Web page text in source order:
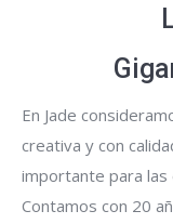
En Jade
creativa y con
importante para las
Contamos con 20